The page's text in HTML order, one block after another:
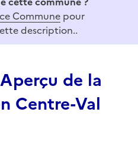
Commune pour
description..
de la
Centre-Val